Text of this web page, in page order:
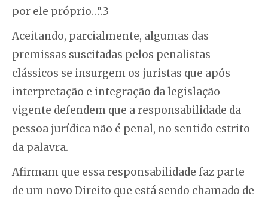
por ele próprio…”.3
Aceitando, parcialmente, algumas das
premissas suscitadas pelos penalistas
clássicos se insurgem os juristas que após
interpretação e integração da legislação
vigente defendem que a responsabilidade da
pessoa jurídica não é penal, no sentido estrito
da palavra.
Afirmam que essa responsabilidade faz parte
de um novo Direito que está sendo chamado de